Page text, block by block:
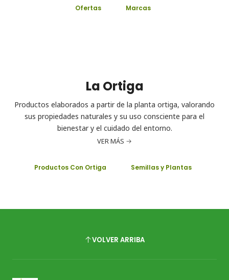
Ofertas Marcas
La Ortiga
Productos elaborados a partir de la planta ortiga, valorando
sus propiedades naturales y su uso consciente para el
bienestar y el cuidado del entorno.
VER MÁS
Productos Con Ortiga Semillas y Plantas
VOLVER ARRIBA